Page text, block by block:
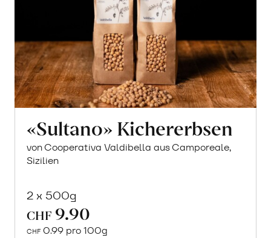
«Sultano» Kichererbsen
von Cooperativa Valdibella aus Camporeale,
Sizilien
2 x 500g
CHF 9.90
CHF 0.99 pro 100g